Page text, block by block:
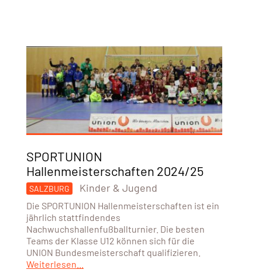
SPORTUNION
Hallenmeisterschaften 2024/25
SALZBURG Kinder & Jugend
Die SPORTUNION Hallenmeisterschaften ist ein
jährlich stattfindendes
Nachwuchshallenfußballturnier. Die besten
Teams der Klasse U12 können sich für die
UNION Bundesmeisterschaft qualifizieren.
Weiterlesen...